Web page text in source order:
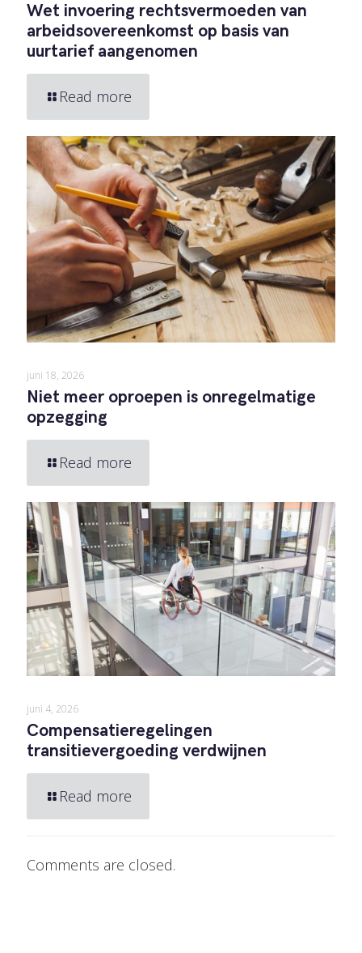
Wet invoering rechtsvermoeden van
arbeidsovereenkomst op basis van
uurtarief aangenomen
Read more
juni 18, 2026
Niet meer oproepen is onregelmatige
opzegging
Read more
juni 4, 2026
Compensatieregelingen
transitievergoeding verdwijnen
Read more
Comments are closed.